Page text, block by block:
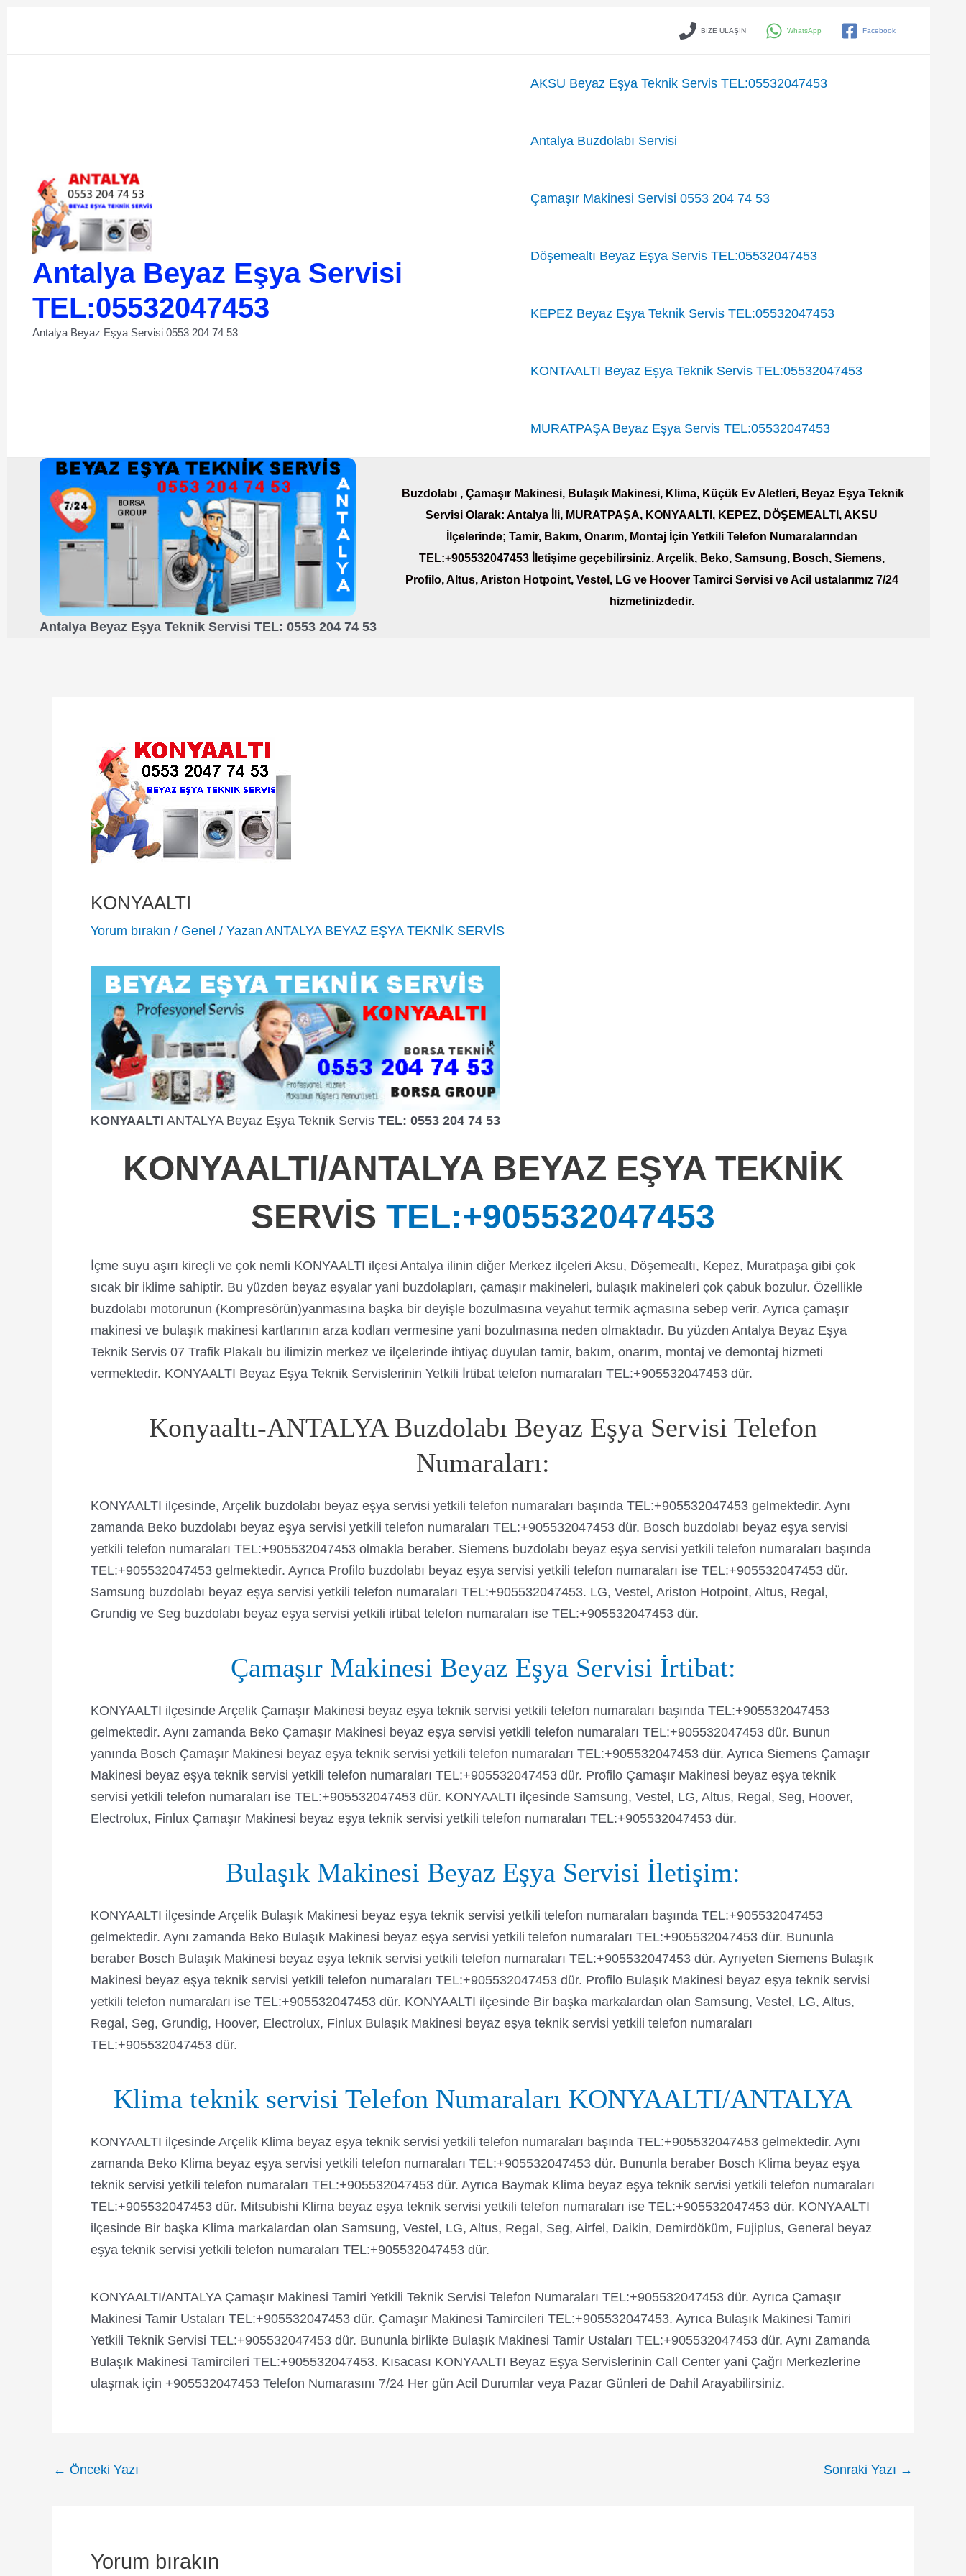
BİZE ULAŞIN WhatsApp Facebook
Antalya Beyaz Eşya Servisi
TEL:05532047453
Antalya Beyaz Eşya Servisi 0553 204 74 53
AKSU Beyaz Eşya Teknik Servis TEL:05532047453
Antalya Buzdolabı Servisi
Çamaşır Makinesi Servisi 0553 204 74 53
Döşemealtı Beyaz Eşya Servis TEL:05532047453
KEPEZ Beyaz Eşya Teknik Servis TEL:05532047453
KONTAALTI Beyaz Eşya Teknik Servis TEL:05532047453
MURATPAŞA Beyaz Eşya Servis TEL:05532047453
Antalya Beyaz Eşya Teknik Servisi TEL: 0553 204 74 53
Buzdolabı , Çamaşır Makinesi, Bulaşık Makinesi, Klima, Küçük Ev Aletleri, Beyaz Eşya Teknik
Servisi Olarak: Antalya İli, MURATPAŞA, KONYAALTI, KEPEZ, DÖŞEMEALTI, AKSU
İlçelerinde; Tamir, Bakım, Onarım, Montaj İçin Yetkili Telefon Numaralarından
TEL:+905532047453 İletişime geçebilirsiniz. Arçelik, Beko, Samsung, Bosch, Siemens,
Profilo, Altus,Ariston Hotpoint, Vestel, LG ve Hoover Tamirci Servisi ve Acil ustalarımız 7/24
hizmetinizdedir.
KONYAALTI
Yorum bırakın / Genel / Yazan ANTALYA BEYAZ EŞYA TEKNİK SERVİS
KONYAALTI ANTALYA Beyaz Eşya Teknik Servis TEL: 0553 204 74 53
KONYAALTI/ANTALYA BEYAZ EŞYA TEKNİK
SERVİS TEL:+905532047453
İçme suyu aşırı kireçli ve çok nemli KONYAALTI ilçesi Antalya ilinin diğer Merkez ilçeleri Aksu, Döşemealtı, Kepez, Muratpaşa gibi çok
sıcak bir iklime sahiptir. Bu yüzden beyaz eşyalar yani buzdolapları, çamaşır makineleri, bulaşık makineleri çok çabuk bozulur. Özellikle
buzdolabı motorunun (Kompresörün)yanmasına başka bir deyişle bozulmasına veyahut termik açmasına sebep verir. Ayrıca çamaşır
makinesi ve bulaşık makinesi kartlarının arza kodları vermesine yani bozulmasına neden olmaktadır. Bu yüzden Antalya Beyaz Eşya
Teknik Servis 07 Trafik Plakalı bu ilimizin merkez ve ilçelerinde ihtiyaç duyulan tamir, bakım, onarım, montaj ve demontaj hizmeti
vermektedir. KONYAALTI Beyaz Eşya Teknik Servislerinin Yetkili İrtibat telefon numaraları TEL:+905532047453 dür.
Konyaaltı-ANTALYA Buzdolabı Beyaz Eşya Servisi Telefon
Numaraları:
KONYAALTI ilçesinde, Arçelik buzdolabı beyaz eşya servisi yetkili telefon numaraları başında TEL:+905532047453 gelmektedir. Aynı
zamanda Beko buzdolabı beyaz eşya servisi yetkili telefon numaraları TEL:+905532047453 dür. Bosch buzdolabı beyaz eşya servisi
yetkili telefon numaraları TEL:+905532047453 olmakla beraber. Siemens buzdolabı beyaz eşya servisi yetkili telefon numaraları başında
TEL:+905532047453 gelmektedir. Ayrıca Profilo buzdolabı beyaz eşya servisi yetkili telefon numaraları ise TEL:+905532047453 dür.
Samsung buzdolabı beyaz eşya servisi yetkili telefon numaraları TEL:+905532047453. LG, Vestel, Ariston Hotpoint, Altus, Regal,
Grundig ve Seg buzdolabı beyaz eşya servisi yetkili irtibat telefon numaraları ise TEL:+905532047453 dür.
Çamaşır Makinesi Beyaz Eşya Servisi İrtibat:
KONYAALTI ilçesinde Arçelik Çamaşır Makinesi beyaz eşya teknik servisi yetkili telefon numaraları başında TEL:+905532047453
gelmektedir. Aynı zamanda Beko Çamaşır Makinesi beyaz eşya servisi yetkili telefon numaraları TEL:+905532047453 dür. Bunun
yanında Bosch Çamaşır Makinesi beyaz eşya teknik servisi yetkili telefon numaraları TEL:+905532047453 dür. Ayrıca Siemens Çamaşır
Makinesi beyaz eşya teknik servisi yetkili telefon numaraları TEL:+905532047453 dür. Profilo Çamaşır Makinesi beyaz eşya teknik
servisi yetkili telefon numaraları ise TEL:+905532047453 dür. KONYAALTI ilçesinde Samsung, Vestel, LG, Altus, Regal, Seg, Hoover,
Electrolux, Finlux Çamaşır Makinesi beyaz eşya teknik servisi yetkili telefon numaraları TEL:+905532047453 dür.
Bulaşık Makinesi Beyaz Eşya Servisi İletişim:
KONYAALTI ilçesinde Arçelik Bulaşık Makinesi beyaz eşya teknik servisi yetkili telefon numaraları başında TEL:+905532047453
gelmektedir. Aynı zamanda Beko Bulaşık Makinesi beyaz eşya servisi yetkili telefon numaraları TEL:+905532047453 dür. Bununla
beraber Bosch Bulaşık Makinesi beyaz eşya teknik servisi yetkili telefon numaraları TEL:+905532047453 dür. Ayrıyeten Siemens Bulaşık
Makinesi beyaz eşya teknik servisi yetkili telefon numaraları TEL:+905532047453 dür. Profilo Bulaşık Makinesi beyaz eşya teknik servisi
yetkili telefon numaraları ise TEL:+905532047453 dür. KONYAALTI ilçesinde Bir başka markalardan olan Samsung, Vestel, LG, Altus,
Regal, Seg, Grundig, Hoover, Electrolux, Finlux Bulaşık Makinesi beyaz eşya teknik servisi yetkili telefon numaraları
TEL:+905532047453 dür.
Klima teknik servisi Telefon Numaraları KONYAALTI/ANTALYA
KONYAALTI ilçesinde Arçelik Klima beyaz eşya teknik servisi yetkili telefon numaraları başında TEL:+905532047453 gelmektedir. Aynı
zamanda Beko Klima beyaz eşya servisi yetkili telefon numaraları TEL:+905532047453 dür. Bununla beraber Bosch Klima beyaz eşya
teknik servisi yetkili telefon numaraları TEL:+905532047453 dür. Ayrıca Baymak Klima beyaz eşya teknik servisi yetkili telefon numaraları
TEL:+905532047453 dür. Mitsubishi Klima beyaz eşya teknik servisi yetkili telefon numaraları ise TEL:+905532047453 dür. KONYAALTI
ilçesinde Bir başka Klima markalardan olan Samsung, Vestel, LG, Altus, Regal, Seg, Airfel, Daikin, Demirdöküm, Fujiplus, General beyaz
eşya teknik servisi yetkili telefon numaraları TEL:+905532047453 dür.
KONYAALTI/ANTALYA Çamaşır Makinesi Tamiri Yetkili Teknik Servisi Telefon Numaraları TEL:+905532047453 dür. Ayrıca Çamaşır
Makinesi Tamir Ustaları TEL:+905532047453 dür. Çamaşır Makinesi Tamircileri TEL:+905532047453. Ayrıca Bulaşık Makinesi Tamiri
Yetkili Teknik Servisi TEL:+905532047453 dür. Bununla birlikte Bulaşık Makinesi Tamir Ustaları TEL:+905532047453 dür. Aynı Zamanda
Bulaşık Makinesi Tamircileri TEL:+905532047453. Kısacası KONYAALTI Beyaz Eşya Servislerinin Call Center yani Çağrı Merkezlerine
ulaşmak için +905532047453 Telefon Numarasını 7/24 Her gün Acil Durumlar veya Pazar Günleri de Dahil Arayabilirsiniz.
Yazı
← Önceki Yazı Sonraki Yazı →
Yorum bırakın